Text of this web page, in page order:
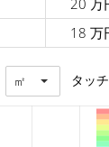
18 万
㎡ タッチ